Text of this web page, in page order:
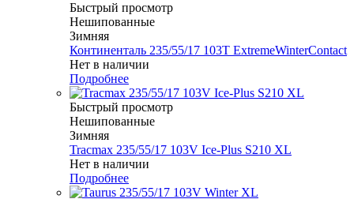
Быстрый просмотр
Нешипованные
Зимняя
Континенталь 235/55/17 103T ExtremeWinterContact
Нет в наличии
Подробнее
Быстрый просмотр
Нешипованные
Зимняя
Tracmax 235/55/17 103V Ice-Plus S210 XL
Нет в наличии
Подробнее